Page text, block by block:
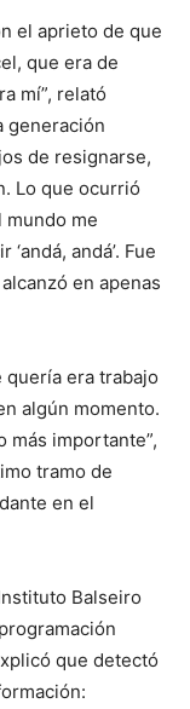
el aprieto de que
que era de
mí”, relató
generación
de resignarse,
Lo que ocurrió
mundo me
andá’. Fue
en apenas
quería era trabajo
algún momento.
más importante”,
tramo de
en el
Balseiro
que detectó